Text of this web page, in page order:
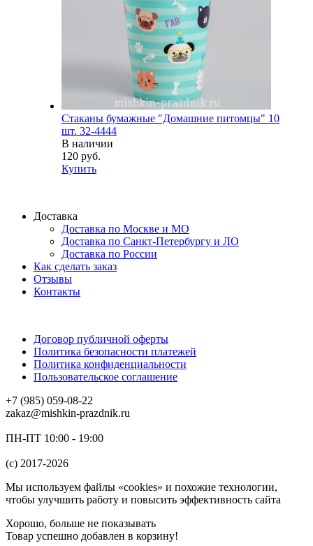
Стаканы бумажные "Домашние питомцы" 10
шт. 32-4444
В наличии
120 руб.
Купить
Доставка
Доставка по Москве и МО
Доставка по Санкт-Петербургу и ЛО
Доставка по России
Как сделать заказ
Отзывы
Контакты
Договор публичной оферты
Политика безопасности платежей
Политика конфиденциальности
Пользовательское соглашение
+7 (985) 059-08-22
zakaz@mishkin-prazdnik.ru
ПН-ПТ 10:00 - 19:00
(c) 2017-2026
Мы используем файлы «cookies» и похожие технологии,
чтобы улучшить работу и повысить эффективность сайта
Хорошо, больше не показывать
Товар успешно добавлен в корзину!